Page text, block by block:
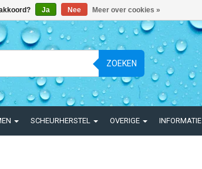
ZOEKEN
SCHEURHERSTEL OVERIGE INFORMATIE
Ja Nee Meer over cookies »